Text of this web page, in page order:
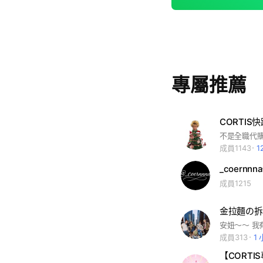
專屬推薦
CORTIS
成員1143
成員1215
金拉麵の
成員313 1
【